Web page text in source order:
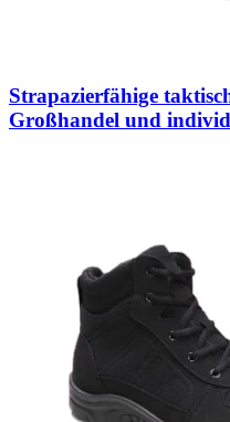
Strapazierfähige
Großhandel und